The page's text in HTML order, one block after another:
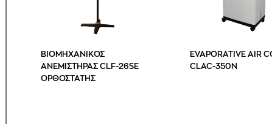
ΒΙΟΜΗΧΑΝΙΚΟΣ
ΑΝΕΜΙΣΤΗΡΑΣ CLF-26SE
ΟΡΘΟΣΤΑΤΗΣ
EVAPORATIVE AIR
CLAC-350N